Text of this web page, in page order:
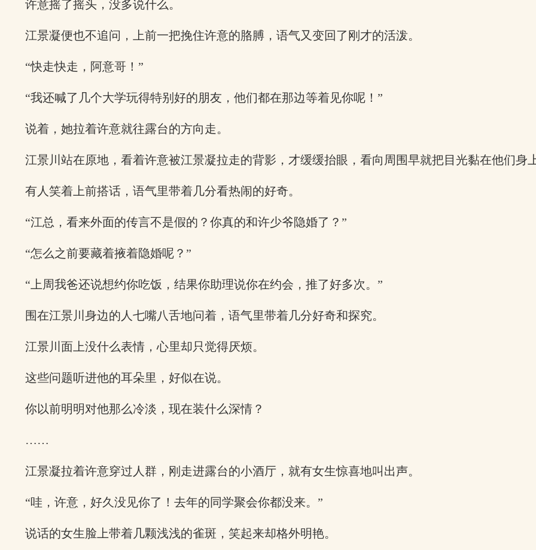
许意摇了摇头，没多说什么。
江景凝便也不追问，上前一把挽住许意的胳膊，语气又变回了刚才的活泼。
“快走快走，阿意哥！”
“我还喊了几个大学玩得特别好的朋友，他们都在那边等着见你呢！”
说着，她拉着许意就往露台的方向走。
江景川站在原地，看着许意被江景凝拉走的背影，才缓缓抬眼，看向周围早就把目光黏在他们身
有人笑着上前搭话，语气里带着几分看热闹的好奇。
“江总，看来外面的传言不是假的？你真的和许少爷隐婚了？”
“怎么之前要藏着掖着隐婚呢？”
“上周我爸还说想约你吃饭，结果你助理说你在约会，推了好多次。”
围在江景川身边的人七嘴八舌地问着，语气里带着几分好奇和探究。
江景川面上没什么表情，心里却只觉得厌烦。
这些问题听进他的耳朵里，好似在说。
你以前明明对他那么冷淡，现在装什么深情？
……
江景凝拉着许意穿过人群，刚走进露台的小酒厅，就有女生惊喜地叫出声。
“哇，许意，好久没见你了！去年的同学聚会你都没来。”
说话的女生脸上带着几颗浅浅的雀斑，笑起来却格外明艳。